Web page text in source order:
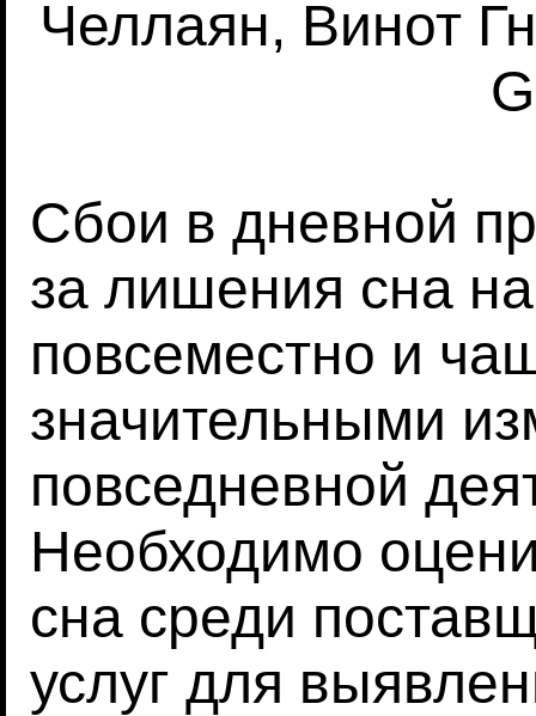
Челлаян, Винот
Сбои в дневной
за лишения сна
повсеместно и
значительными
повседневной
Необходимо
сна среди
услуг для